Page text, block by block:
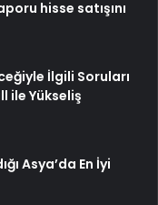
hisse satışını
İlgili Soruları
ile Yükseliş
Asya’da En İyi